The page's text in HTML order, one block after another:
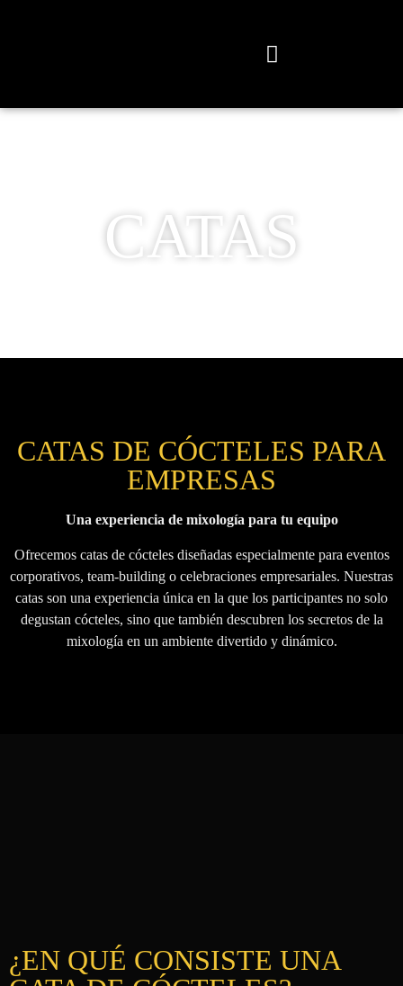
CATAS
CATAS DE CÓCTELES PARA
EMPRESAS
Una experiencia de mixología para tu equipo
Ofrecemos catas de cócteles diseñadas especialmente para eventos
corporativos, team-building o celebraciones empresariales. Nuestras
catas son una experiencia única en la que los participantes no solo
degustan cócteles, sino que también descubren los secretos de la
mixología en un ambiente divertido y dinámico.
¿EN QUÉ CONSISTE UNA